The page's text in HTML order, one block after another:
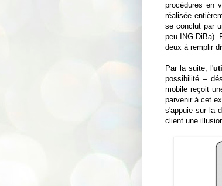
procédures en
réalisée
se conclut par
peu ING-DiBa).
deux à remplir
Par la suite, l'
possibilité –
mobile reçoit
parvenir à cet
s'appuie sur la
client une